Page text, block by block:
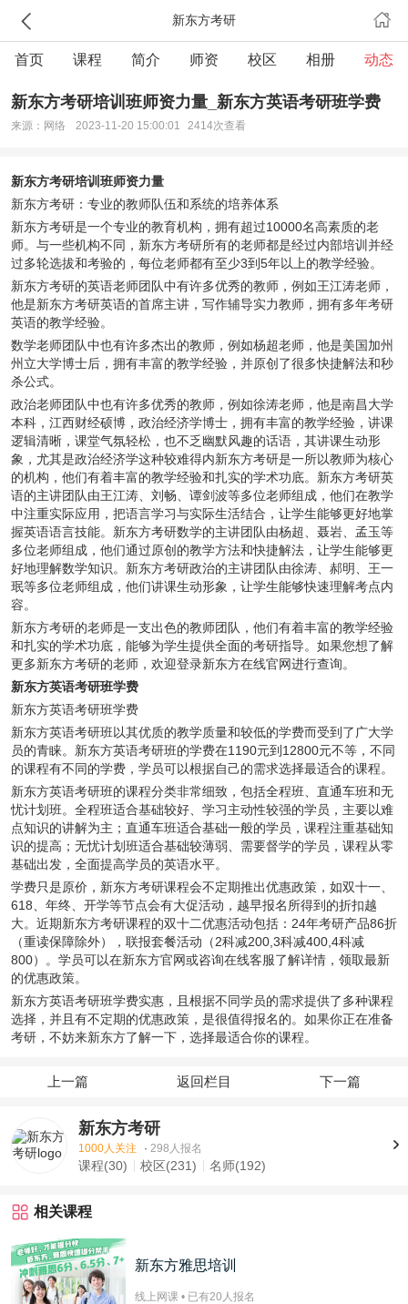
新东方考研
首页 课程 简介 师资 校区 相册 动态
新东方考研培训班师资力量_新东方英语考研班学费
来源：网络 2023-11-20 15:00:01 2414次查看
新东方考研培训班师资力量
新东方考研：专业的教师队伍和系统的培养体系
新东方考研是一个专业的教育机构，拥有超过10000名高素质的老
师。与一些机构不同，新东方考研所有的老师都是经过内部培训并经
过多轮选拔和考验的，每位老师都有至少3到5年以上的教学经验。
新东方考研的英语老师团队中有许多优秀的教师，例如王江涛老师，
他是新东方考研英语的首席主讲，写作辅导实力教师，拥有多年考研
英语的教学经验。
数学老师团队中也有许多杰出的教师，例如杨超老师，他是美国加州
州立大学博士后，拥有丰富的教学经验，并原创了很多快捷解法和秒
杀公式。
政治老师团队中也有许多优秀的教师，例如徐涛老师，他是南昌大学
本科，江西财经硕博，政治经济学博士，拥有丰富的教学经验，讲课
逻辑清晰，课堂气氛轻松，也不乏幽默风趣的话语，其讲课生动形
象，尤其是政治经济学这种较难得内新东方考研是一所以教师为核心
的机构，他们有着丰富的教学经验和扎实的学术功底。新东方考研英
语的主讲团队由王江涛、刘畅、谭剑波等多位老师组成，他们在教学
中注重实际应用，把语言学习与实际生活结合，让学生能够更好地掌
握英语语言技能。新东方考研数学的主讲团队由杨超、聂岩、孟玉等
多位老师组成，他们通过原创的教学方法和快捷解法，让学生能够更
好地理解数学知识。新东方考研政治的主讲团队由徐涛、郝明、王一
珉等多位老师组成，他们讲课生动形象，让学生能够快速理解考点内
容。
新东方考研的老师是一支出色的教师团队，他们有着丰富的教学经验
和扎实的学术功底，能够为学生提供全面的考研指导。如果您想了解
更多新东方考研的老师，欢迎登录新东方在线官网进行查询。
新东方英语考研班学费
新东方英语考研班学费
新东方英语考研班以其优质的教学质量和较低的学费而受到了广大学
员的青睐。新东方英语考研班的学费在1190元到12800元不等，不同
的课程有不同的学费，学员可以根据自己的需求选择最适合的课程。
新东方英语考研班的课程分类非常细致，包括全程班、直通车班和无
忧计划班。全程班适合基础较好、学习主动性较强的学员，主要以难
点知识的讲解为主；直通车班适合基础一般的学员，课程注重基础知
识的提高；无忧计划班适合基础较薄弱、需要督学的学员，课程从零
基础出发，全面提高学员的英语水平。
学费只是原价，新东方考研课程会不定期推出优惠政策，如双十一、
618、年终、开学等节点会有大促活动，越早报名所得到的折扣越
大。近期新东方考研课程的双十二优惠活动包括：24年考研产品86折
（重读保障除外），联报套餐活动（2科减200,3科减400,4科减
800）。学员可以在新东方官网或咨询在线客服了解详情，领取最新
的优惠政策。
新东方英语考研班学费实惠，且根据不同学员的需求提供了多种课程
选择，并且有不定期的优惠政策，是很值得报名的。如果你正在准备
考研，不妨来新东方了解一下，选择最适合你的课程。
上一篇 返回栏目 下一篇
新东方考研
1000人关注 · 298人报名
课程(30) 校区(231) 名师(192)
相关课程
新东方雅思培训
线上网课 • 已有20 人报名